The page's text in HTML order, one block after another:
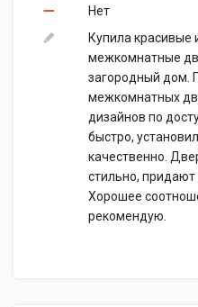
Нет
Купила красивые
межкомнатные
загородный дом.
межкомнатных
дизайнов по
быстро,
качественно.
стильно,
Хорошее
рекомендую.